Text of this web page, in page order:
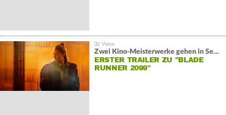
Zwei Kino-Meisterwerke gehen in Serie:
ERSTER TRAILER ZU "BLADE
RUNNER 2099"